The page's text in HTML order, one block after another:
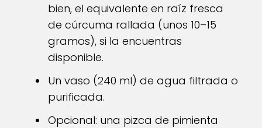
bien, el equivalente en raíz fresca
de cúrcuma rallada (unos 10–15
gramos), si la encuentras
disponible.
Un vaso (240 ml) de agua filtrada o
purificada.
Opcional: una pizca de pimienta